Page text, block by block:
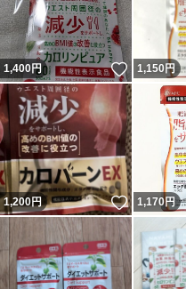
1,400円 いいね！
1,150 円
1,200円 いいね！
1,170円